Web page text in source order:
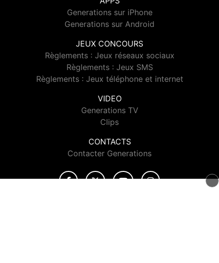
Generations sur iPhone
Generations sur Android
JEUX CONCOURS
Règlements : Jeux réseaux sociaux
Règlements : Jeux SMS
Règlements : Jeux téléphone et internet
VIDEO
Generations TV
Clips
CONTACTS
Contacter Generations